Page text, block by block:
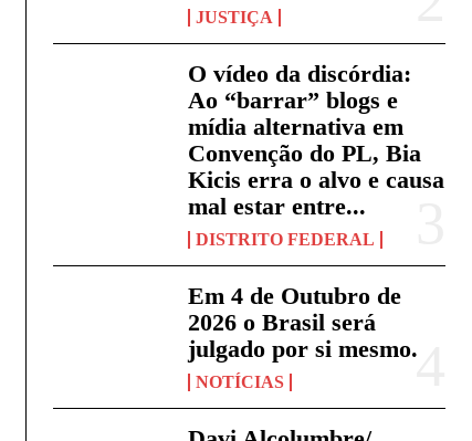
JUSTIÇA
O vídeo da discórdia:
Ao “barrar” blogs e
mídia alternativa em
Convenção do PL, Bia
Kicis erra o alvo e causa
mal estar entre...
DISTRITO FEDERAL
Em 4 de Outubro de
2026 o Brasil será
julgado por si mesmo.
NOTÍCIAS